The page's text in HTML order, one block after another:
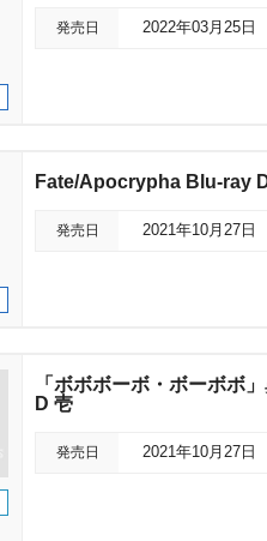
発売日 2022年03月25日
Fate/Apocrypha Blu-ray
発売日 2021年10月27日
「ボボボーボ・ボーボボ
D 壱
発売日 2021年10月27日